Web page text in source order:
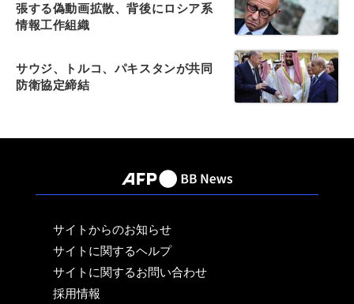
張する偽動画拡散、背後にロシア系
情報工作組織
サウジ、トルコ、パキスタンが共同
防衛協定締結
サイトからのお知らせ
サイトに関するヘルプ
サイトに関するお問い合わせ
採用情報